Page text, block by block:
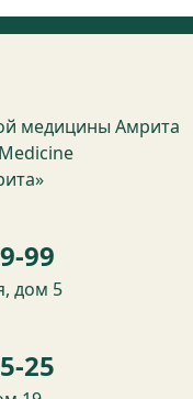
медицины Амрита
99
дом 5
25